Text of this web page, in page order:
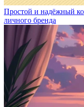
Простой и надёжный
личного бренда